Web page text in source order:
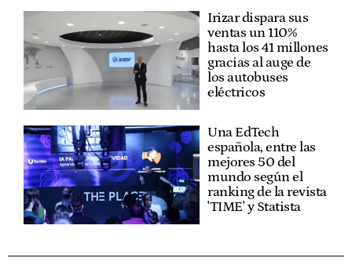
Irizar dispara sus
ventas un 110%
hasta los 41 millones
gracias al auge de
los autobuses
eléctricos
Una EdTech
española, entre las
mejores 50 del
mundo según el
ranking de la revista
'TIME' y Statista